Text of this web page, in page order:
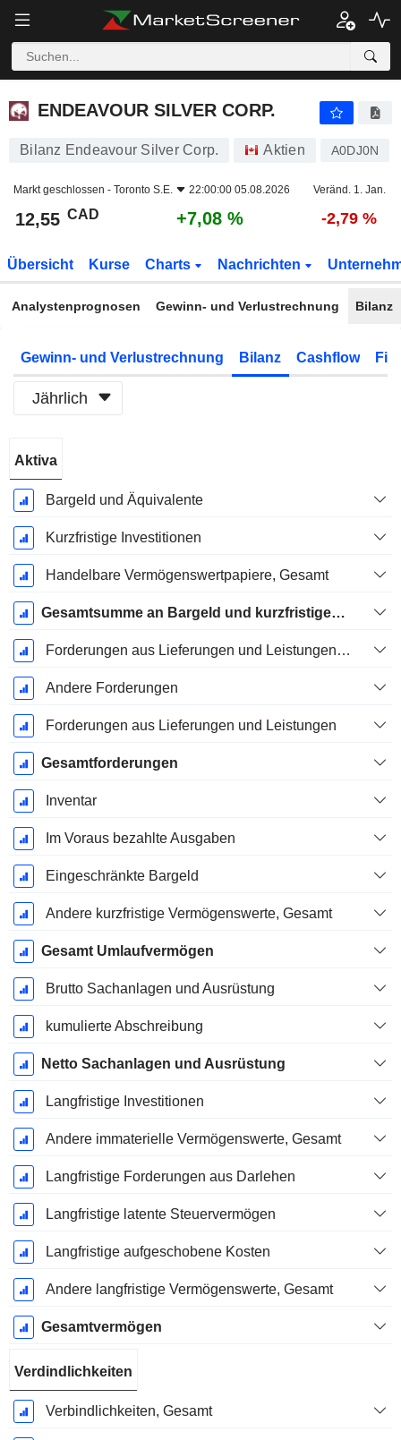
ENDEAVOUR SILVER CORP.
ENDEAVOUR SILVER CORP.
Bilanz Endeavour Silver Corp. Aktien A0DJ0N
Markt geschlossen - Toronto S.E. 22:00:00 05.08.2026 Veränd. 1. Jan.
12,55 CAD +7,08 % -2,79 %
Übersicht Kurse Charts Nachrichten
Analystenprognosen Gewinn- und Verlustrechnung Bilanz
Gewinn- und Verlustrechnung Bilanz Cashflow
Jährlich
Geschäftsjahres:
Dezember
Aktiva
Bargeld und Äquivalente
Kurzfristige Investitionen
Handelbare Vermögenswertpapiere, Gesamt
Gesamtsumme an Bargeld und kurzfristigen Investitionen
Forderungen aus Lieferungen und Leistungen, Gesamt
Andere Forderungen
Forderungen aus Lieferungen und Leistungen
Gesamtforderungen
Inventar
Im Voraus bezahlte Ausgaben
Eingeschränkte Bargeld
Andere kurzfristige Vermögenswerte, Gesamt
Gesamt Umlaufvermögen
Brutto Sachanlagen und Ausrüstung
kumulierte Abschreibung
Netto Sachanlagen und Ausrüstung
Langfristige Investitionen
Andere immaterielle Vermögenswerte, Gesamt
Langfristige Forderungen aus Darlehen
Langfristige latente Steuervermögen
Langfristige aufgeschobene Kosten
Andere langfristige Vermögenswerte, Gesamt
Gesamtvermögen
Verdindlichkeiten
Verbindlichkeiten, Gesamt